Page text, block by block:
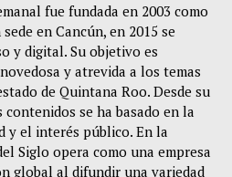
fue fundada en 2003 como
en Cancún, en 2015 se
y digital. Su objetivo es
y atrevida a los temas
de Quintana Roo. Desde su
se ha basado en la
y el interés público. En la
Siglo opera como una empresa
global al difundir una variedad